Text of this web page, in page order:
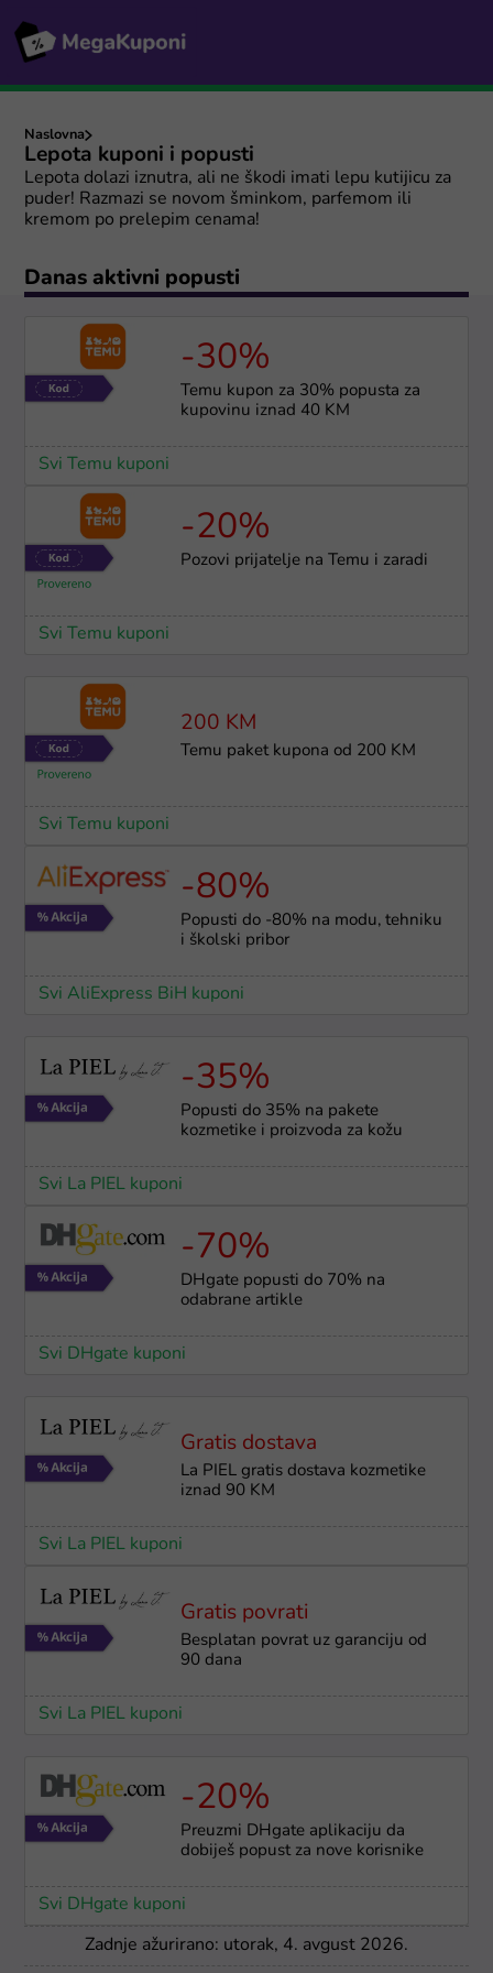
Naslovna
Lepota kuponi i popusti
Lepota dolazi iznutra, ali ne škodi imati lepu kutijicu za
puder! Razmazi se novom šminkom, parfemom ili
kremom po prelepim cenama!
Danas aktivni popusti
-30%
Temu kupon za 30% popusta za
kupovinu iznad 40 KM
Svi Temu kuponi
-20%
Pozovi prijatelje na Temu i zaradi
Svi Temu kuponi
200 KM
Temu paket kupona od 200 KM
Svi Temu kuponi
-80%
Popusti do -80% na modu, tehniku
i školski pribor
Svi AliExpress BiH kuponi
-35%
Popusti do 35% na pakete
kozmetike i proizvoda za kožu
Svi La PIEL kuponi
-70%
DHgate popusti do 70% na
odabrane artikle
Svi DHgate kuponi
Gratis dostava
La PIEL gratis dostava kozmetike
iznad 90 KM
Svi La PIEL kuponi
Gratis povrati
Besplatan povrat uz garanciju od
90 dana
Svi La PIEL kuponi
-20%
Preuzmi DHgate aplikaciju da
dobiješ popust za nove korisnike
Svi DHgate kuponi
Zadnje ažurirano: utorak, 4. avgust 2026.